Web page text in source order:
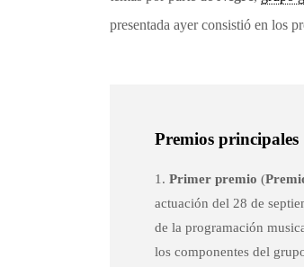
presentada ayer consistió en los
Premios principales
Primer premio (
actuación del 28 de
de la programación
los componentes del